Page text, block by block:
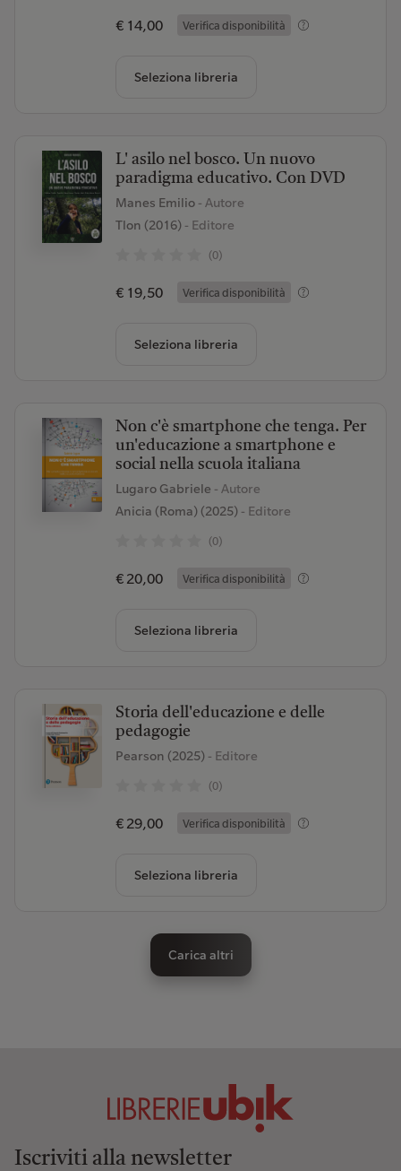
€ 14,00 Verifica disponibilità
Seleziona libreria
L' asilo nel bosco. Un nuovo
paradigma educativo. Con DVD
Manes Emilio - Autore
Tlon (2016)- Editore
(0)
€ 19,50 Verifica disponibilità
Seleziona libreria
Non c'è smartphone che tenga. Per
un'educazione a smartphone e
social nella scuola italiana
Lugaro Gabriele - Autore
Anicia (Roma) (2025)- Editore
(0)
€ 20,00 Verifica disponibilità
Seleziona libreria
Storia dell'educazione e delle
pedagogie
Pearson (2025)- Editore
(0)
€ 29,00 Verifica disponibilità
Seleziona libreria
Carica altri
Iscriviti alla newsletter